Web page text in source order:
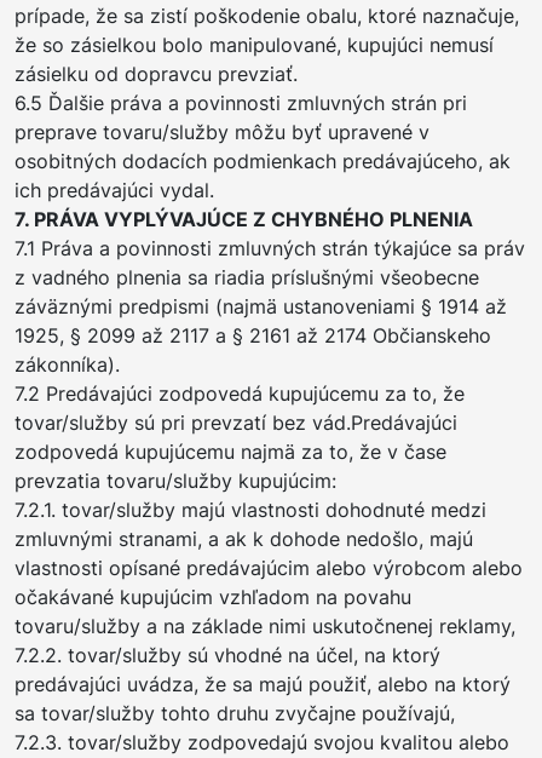
prípade, že sa zistí poškodenie obalu, ktoré naznačuje,
že so zásielkou bolo manipulované, kupujúci nemusí
zásielku od dopravcu prevziať.
6.5 Ďalšie práva a povinnosti zmluvných strán pri
preprave tovaru/služby môžu byť upravené v
osobitných dodacích podmienkach predávajúceho, ak
ich predávajúci vydal.
7. PRÁVA VYPLÝVAJÚCE Z CHYBNÉHO PLNENIA
7.1 Práva a povinnosti zmluvných strán týkajúce sa práv
z vadného plnenia sa riadia príslušnými všeobecne
záväznými predpismi (najmä ustanoveniami § 1914 až
1925, § 2099 až 2117 a § 2161 až 2174 Občianskeho
zákonníka).
7.2 Predávajúci zodpovedá kupujúcemu za to, že
tovar/služby sú pri prevzatí bez vád.Predávajúci
zodpovedá kupujúcemu najmä za to, že v čase
prevzatia tovaru/služby kupujúcim:
7.2.1. tovar/služby majú vlastnosti dohodnuté medzi
zmluvnými stranami, a ak k dohode nedošlo, majú
vlastnosti opísané predávajúcim alebo výrobcom alebo
očakávané kupujúcim vzhľadom na povahu
tovaru/služby a na základe nimi uskutočnenej reklamy,
7.2.2. tovar/služby sú vhodné na účel, na ktorý
predávajúci uvádza, že sa majú použiť, alebo na ktorý
sa tovar/služby tohto druhu zvyčajne používajú,
7.2.3. tovar/služby zodpovedajú svojou kvalitou alebo